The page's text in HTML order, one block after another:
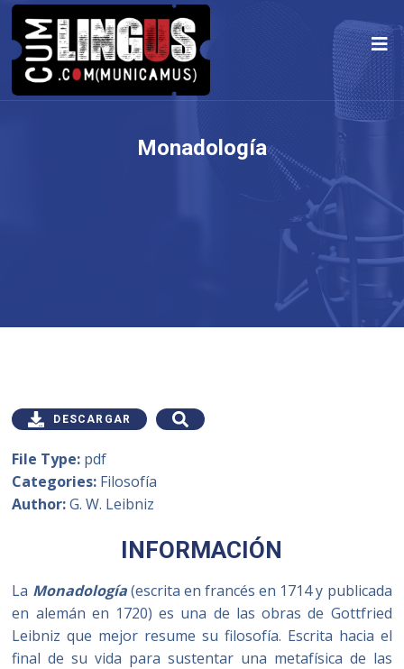
Monadología
INFORMACIÓN
La Monadología(escrita en francés en 1714 y publicada
en alemán en 1720) es una de las obras de Gottfried
Leibniz que mejor resume su filosofía. Escrita hacia el
final de su vida para sustentar una metafísica de las
DESCARGAR
File Type: pdf
Categories: Filosofía
Author:G. W. Leibniz